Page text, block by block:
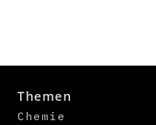
Themen
Chemie